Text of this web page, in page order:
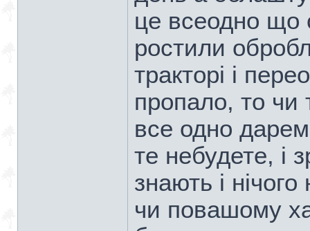
це всеодно що
ростили
тракторі і
пропало, то чи
все одно
те небудете, і
знають і
чи повашому